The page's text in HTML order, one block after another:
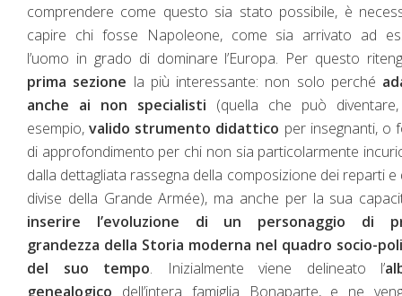
comprendere come questo sia stato possibile, è
capire chi fosse Napoleone, come sia arrivato ad
l’uomo in grado di dominare l’Europa. Per questo
prima sezione la più interessante: non solo perché
anche ai non specialisti (quella che può
esempio,valido strumento didattico per insegnanti, o
di approfondimento per chi non sia particolarmente
dalla dettagliata rassegna della composizione dei reparti e
divise della Grande Armée), ma anche per la sua
inserire l’evoluzione di un personaggio di
grandezza della Storia moderna nel quadro socio-
del suo tempo. Inizialmente viene delineato l’
genealogico dell’intera famiglia Bonaparte, e ne